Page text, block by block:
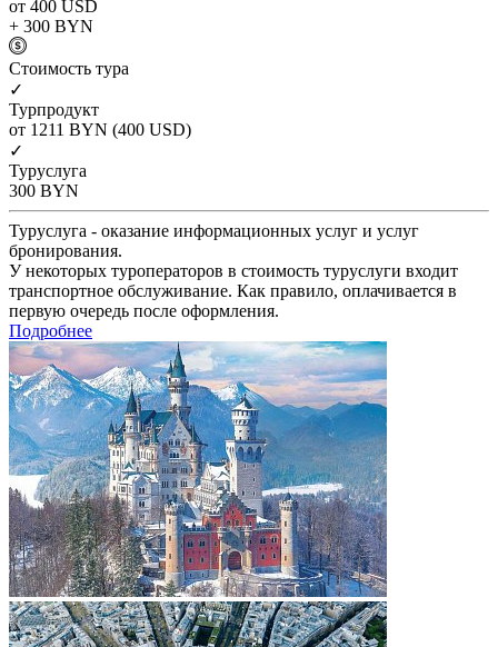
от 400 USD
+ 300 BYN
Cтоимость тура
✓
Турпродукт
от 1211 BYN (400 USD)
✓
Туруслуга
300 BYN
Туруслуга - оказание информационных услуг и услуг
бронирования.
У некоторых туроператоров в стоимость туруслуги входит
транспортное обслуживание. Как правило, оплачивается в
первую очередь после оформления.
Подробнее